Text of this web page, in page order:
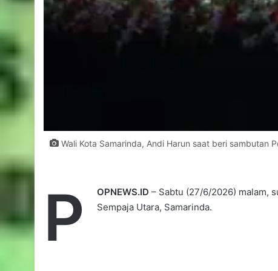
Wali Kota Samarinda, Andi Harun saat beri sambutan
P OPNEWS.ID – Sabtu (27/6/2026) malam,
Sempaja Utara, Samarinda.